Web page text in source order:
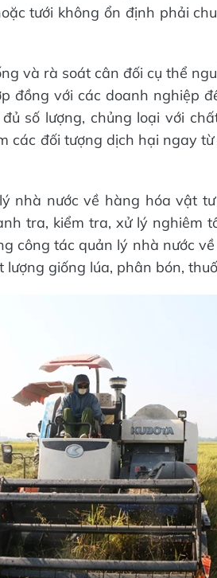
tưới không ổn định phải
và rà soát cân đối cụ thể
đồng với các doanh nghiệp
số lượng, chủng loại với
các đối tượng dịch hại ngay
nhà nước về hàng hóa vật
tra, kiểm tra, xử lý nghiêm
công tác quản lý nhà nước
lượng giống lúa, phân bón,